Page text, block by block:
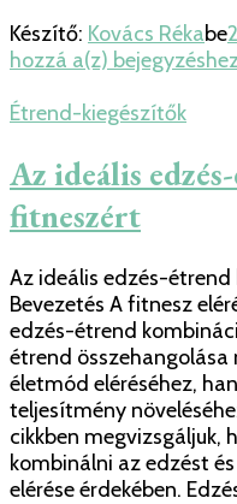
Készítő: Kovács Rékabe
hozzá a(z) Mennyi
vitamin
A
D
vitamin
és
hatásai
Étrend-kiegészítők
Az ideális
fitneszért
Az ideális edzés-
Bevezetés A fitnesz
edzés-étrend
étrend összehangolása
életmód eléréséhez,
teljesítmény
cikkben megvizsgáljuk,
kombinálni az edzést
elérése érdekében.